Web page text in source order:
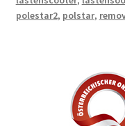
polestar2, polstar,